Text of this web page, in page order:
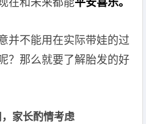
在和未来都能平安喜乐。
并不能用在实际带娃的过
？那么就要了解胎发的好
家长酌情考虑